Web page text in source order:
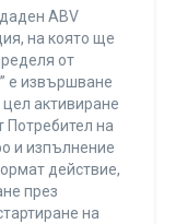
ABV
на която ще
от
” е извършване
цел активиране
Потребител на
и изпълнение
действие,
през
на